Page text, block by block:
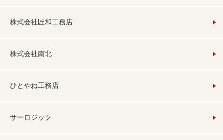
株式会社匠和工務店
株式会社南北
ひとやね工務店
サーロジック